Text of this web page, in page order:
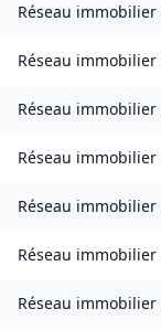
Réseau immobilier
Réseau immobilier
Réseau immobilier
Réseau immobilier
Réseau immobilier
Réseau immobilier
Réseau immobilier